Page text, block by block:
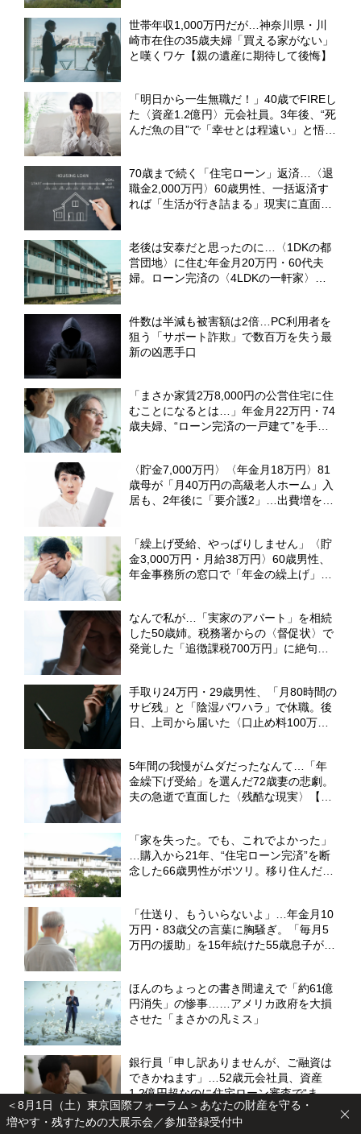
＜8月1日（土）東京国際フォーラム＞あなたの財産を守る・
増やす・残すための大展示会／参加登録受付中
世帯年収1,000万円だが…神奈川県・川
崎市在住の35歳夫婦「買える家がない」
と嘆くワケ【親の遺産に期待して後悔】
「明日から一生無職だ！」40歳でFIREし
た〈資産1.2億円〉元会社員。3年後、“死
んだ魚の目”で「幸せとは程遠い」と悟っ
70歳まで続く「住宅ローン」返済…〈退
職金2,000万円〉60歳男性、一括返済す
れば「生活が行き詰まる」現実に直面す
老後は安泰だと思ったのに…〈1DKの都
営団地〉に住む年金月20万円・60代夫
婦。ローン完済の〈4LDKの一軒家〉を
件数は半減も被害額は2倍…PC利用者を
狙う「サポート詐欺」で数百万を失う最
新の凶悪手口
「まさか家賃2万8,000円の公営住宅に住
むことになるとは…」年金月22万円・74
歳夫婦、“ローン完済の一戸建て”を手放
〈貯金7,000万円〉〈年金月18万円〉81
歳母が「月40万円の高級老人ホーム」入
居も、2年後に「要介護2」…出費増を覚
「繰上げ受給、やっぱりしません」〈貯
金3,000万円・月給38万円〉60歳男性、
年金事務所の窓口で「年金の繰上げ」を
なんで私が…「実家のアパート」を相続
した50歳姉。税務署からの〈督促状〉で
発覚した「追徴課税700万円」に絶句
手取り24万円・29歳男性、「月80時間の
サビ残」と「陰湿パワハラ」で休職。後
日、上司から届いた〈口止め料100万
5年間の我慢がムダだったなんて…「年
金繰下げ受給」を選んだ72歳妻の悲劇。
夫の急逝で直面した〈残酷な現実〉【社
「家を失った。でも、これでよかった」
…購入から21年、“住宅ローン完済”を断
念した66歳男性がポツリ。移り住んだ
「仕送り、もういらないよ」…年金月10
万円・83歳父の言葉に胸騒ぎ。「毎月5
万円の援助」を15年続けた55歳息子が、
ほんのちょっとの書き間違えで「約61億
円消失」の惨事……アメリカ政府を大損
させた「まさかの凡ミス」
銀行員「申し訳ありませんが、ご融資は
できかねます」…52歳元会社員、資産
1.2億円超なのに住宅ローン審査で“まさ
かの門前払い”。狭い賃貸で妻と2人「地
獄のFIRE生活」のワケ【FPの解説】